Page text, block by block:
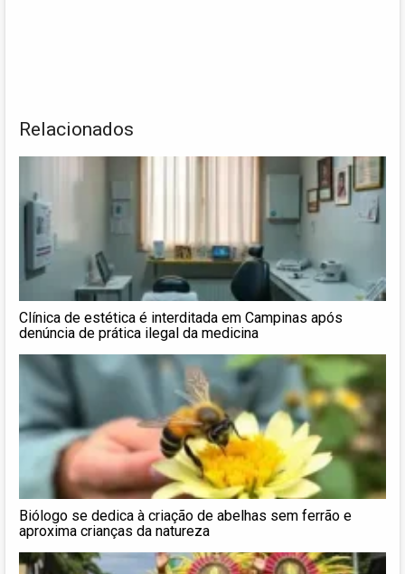
Relacionados
Clínica de estética é interditada em Campinas após
denúncia de prática ilegal da medicina
Biólogo se dedica à criação de abelhas sem ferrão e
aproxima crianças da natureza